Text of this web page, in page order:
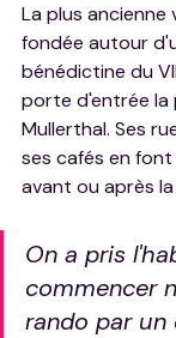
La plus ancienne
fondée autour
bénédictine du
porte d'entrée la
Mullerthal. Ses
ses cafés en
avant ou après
On a pris
commencer
rando par un